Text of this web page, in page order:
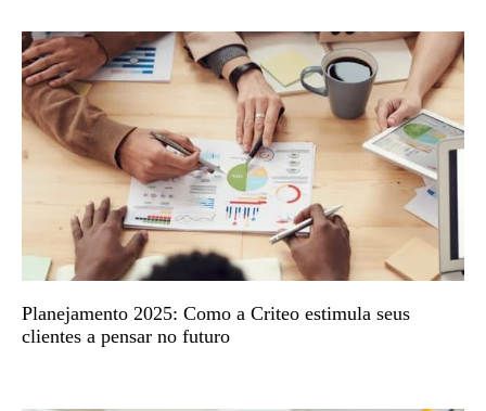
Planejamento 2025: Como a Criteo estimula seus
clientes a pensar no futuro